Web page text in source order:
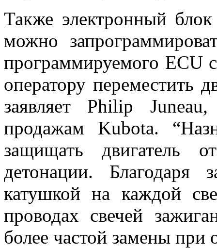
Также электронный
можно
программируемого ECU
оператору переместить
заявляет Philip
продажам Kubota.
защищать двигатель
детонации. Благодаря
катушкой на каждой
проводах свечей
более частой замены при